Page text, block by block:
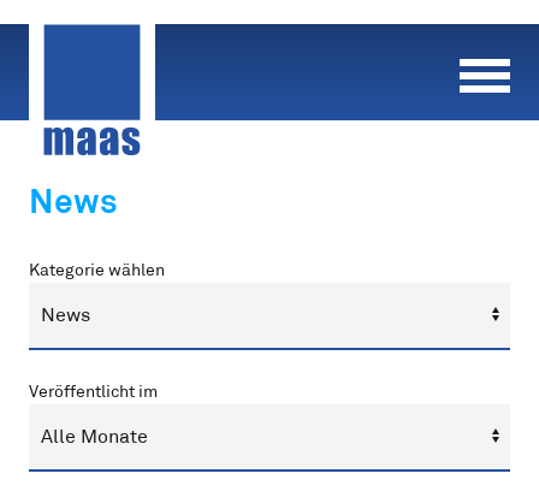
News
Kategorie wählen
Veröffentlicht im